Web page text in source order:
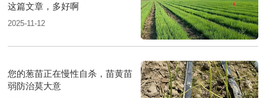
这篇文章，多好啊
2025-11-12
您的葱苗正在慢性自杀，苗黄苗
弱防治莫大意